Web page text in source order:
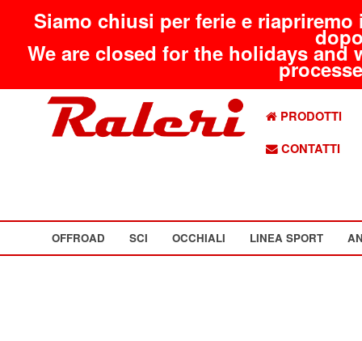
Siamo chiusi per ferie e
We are closed for the holidays
PRODOTTI
CONTATTI
OFFROAD SCI OCCHIALI LINEA SPORT